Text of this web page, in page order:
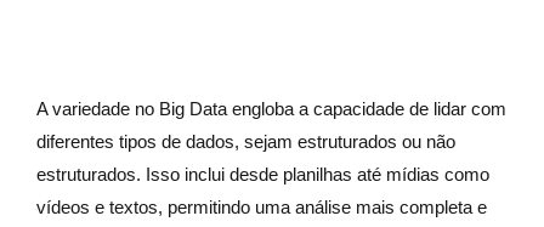
A variedade no Big Data engloba a capacidade de lidar com
diferentes tipos de dados, sejam estruturados ou não
estruturados. Isso inclui desde planilhas até mídias como
vídeos e textos, permitindo uma análise mais completa e